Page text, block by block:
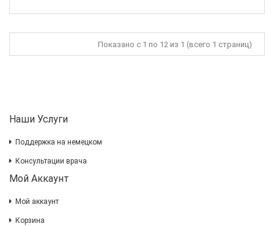
Показано с 1 по 12 из 1 (всего 1 страниц)
Наши Услуги
Поддержка на немецком
Консультации врача
Мой Аккаунт
Мой аккаунт
Корзина